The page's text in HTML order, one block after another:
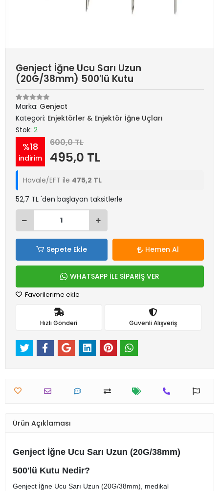
Genject İğne Ucu Sarı Uzun
(20G/38mm) 500'lü Kutu
Marka: Genject
Kategori: Enjektörler & Enjektör İğne Uçları
Stok: 2
%18
indirim
600,0 TL
495,0 TL
Havale/EFT ile 475,2 TL
52,7 TL 'den başlayan taksitlerle
Sepete Ekle Hemen Al
WHATSAPP İLE SİPARİŞ VER
Favorilerime ekle
Hızlı Gönderi Güvenli Alışveriş
Ürün Açıklaması
Genject İğne Ucu Sarı Uzun (20G/38mm)
500'lü Kutu Nedir?
Genject İğne Ucu Sarı Uzun (20G/38mm), medikal